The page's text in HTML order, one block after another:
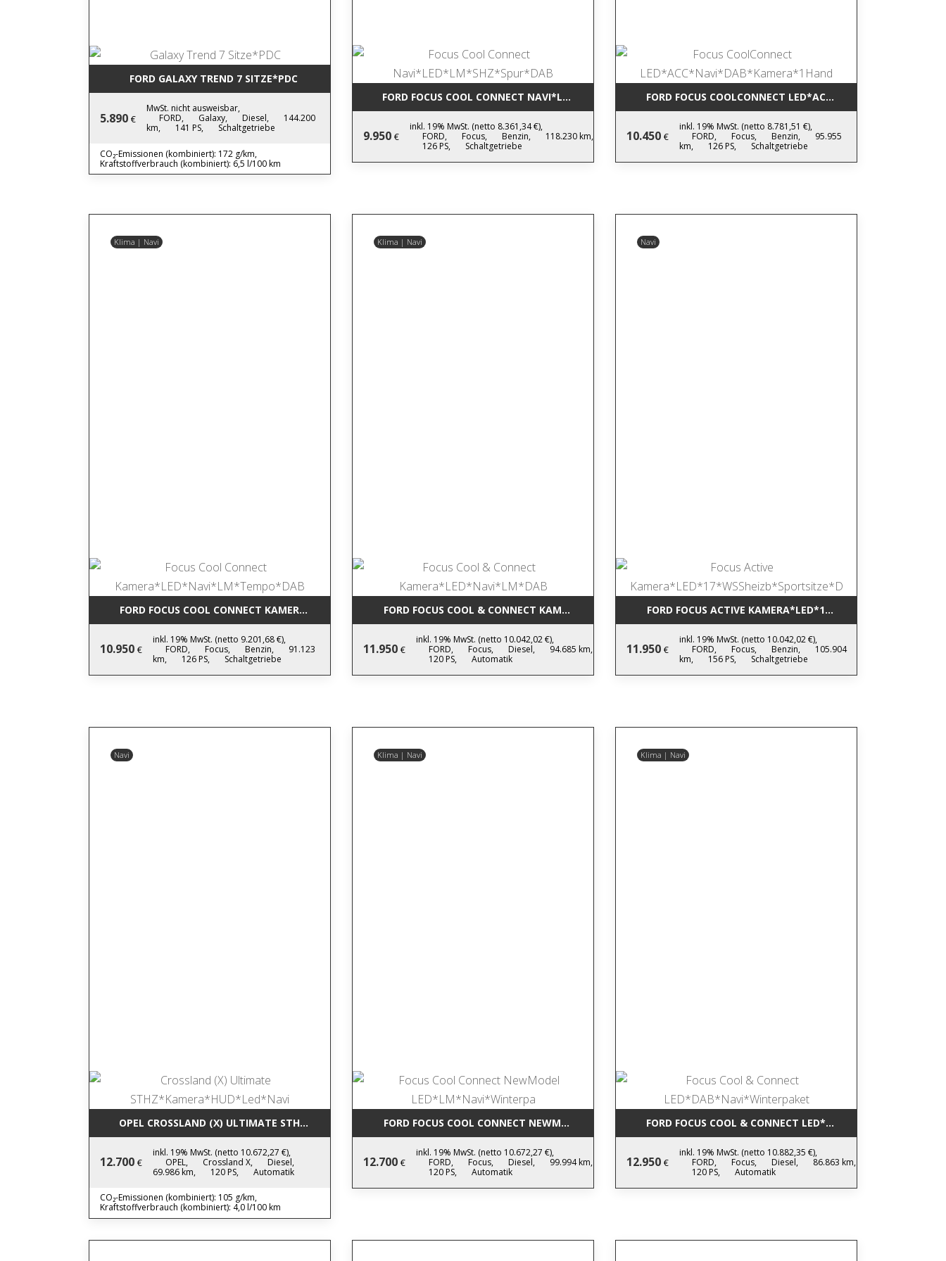
FORD GALAXY TREND 7 SITZE*PDC
5.890 €
MwSt. nicht ausweisbar,
FORD,
Galaxy, Diesel,
144.200
km,
141 PS, Schaltgetriebe
CO₂-Emissionen (kombiniert): 172 g/km,
Kraftstoffverbrauch (kombiniert): 6,5 l/100 km
FORD FOCUS COOL CONNECT NAVI*LED*LM*SHZ*SPUR*DAB
9.950 €
inkl. 19% MwSt. (netto 8.361,34 €),
FORD,
Focus, Benzin,
118.230 km,
126 PS,
Schaltgetriebe
FORD FOCUS COOLCONNECT
10.450 €
inkl. 19% MwSt. (netto 8.781,51 €),
FORD,
Focus, Benzin,
95.955
km,
126 PS, Schaltgetriebe
Klima | Navi
FORD FOCUS COOL CONNECT KAMERA*LED*NAVI*LM*TEMPO*DAB
10.950 €
inkl. 19% MwSt. (netto 9.201,68 €),
FORD,
Focus, Benzin,
91.123
km,
126 PS, Schaltgetriebe
Klima | Navi
FORD FOCUS COOL & CONNECT KAMERA*LED*NAVI*LM*DAB
11.950 €
inkl. 19% MwSt. (netto 10.042,02 €),
FORD,
Focus, Diesel,
94.685 km,
120 PS,
Automatik
Navi
FORD FOCUS ACTIVE
11.950 €
inkl. 19% MwSt. (netto 10.042,02 €),
FORD,
Focus, Benzin,
105.904
km,
156 PS, Schaltgetriebe
Navi
OPEL CROSSLAND (X) ULTIMATE STHZ*KAMERA*HUD*LED*NAVI
12.700 €
inkl. 19% MwSt. (netto 10.672,27 €),
OPEL,
Crossland X,
Diesel,
69.986 km,
120 PS, Automatik
CO₂-Emissionen (kombiniert): 105 g/km,
Kraftstoffverbrauch (kombiniert): 4,0 l/100 km
Klima | Navi
FORD FOCUS COOL CONNECT NEWMODEL LED*LM*NAVI*WINTERPA
12.700 €
inkl. 19% MwSt. (netto 10.672,27 €),
FORD,
Focus, Diesel,
99.994 km,
120 PS,
Automatik
Klima | Navi
FORD FOCUS COOL & CONNECT
12.950 €
inkl. 19% MwSt. (netto 10.882,35 €),
FORD,
Focus, Diesel,
86.863 km,
120 PS,
Automatik